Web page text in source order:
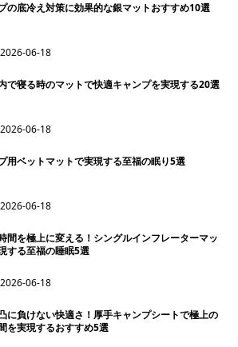
の底冷え対策に効果的な銀マットおすすめ10選
2026-06-18
で寝る時のマットで快適キャンプを実現する20選
2026-06-18
用ベットマットで実現する至福の眠り5選
2026-06-18
間を極上に変える！シングルインフレーターマッ
する至福の睡眠5選
2026-06-18
に負けない快適さ！厚手キャンプシートで極上の
を実現するおすすめ5選